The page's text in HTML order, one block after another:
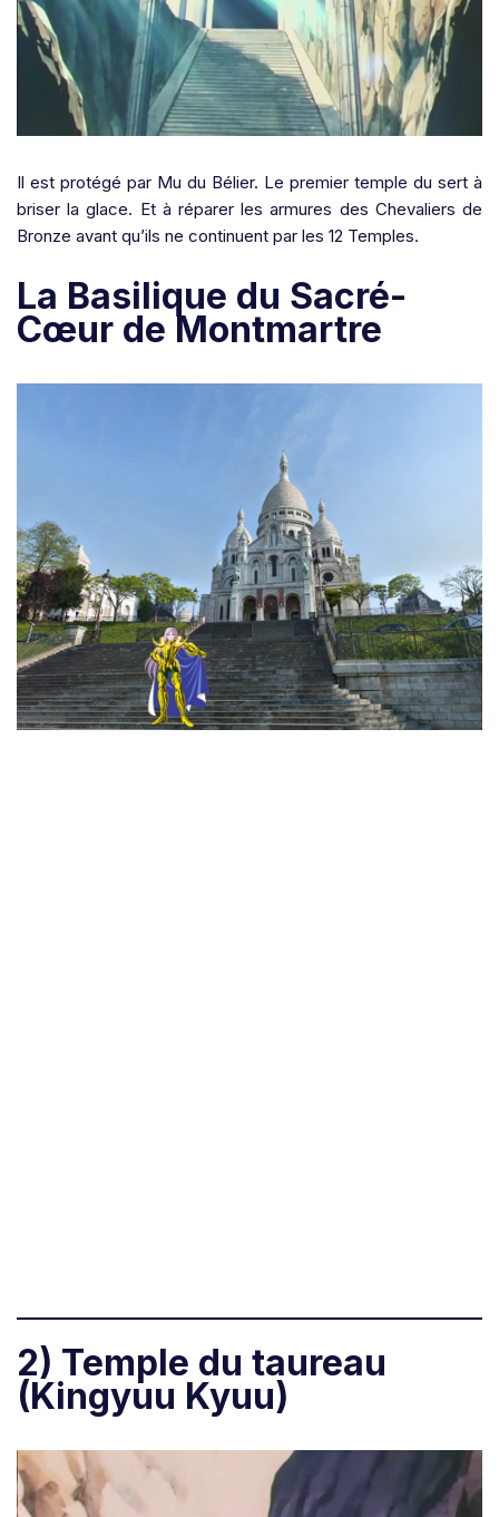
Il est protégé par Mu du Bélier. Le premier temple du sert à
briser la glace. Et à réparer les armures des Chevaliers de
Bronze avant qu’ils ne continuent par les 12 Temples.
La Basilique du Sacré-
Cœur de Montmartre
2) Temple du taureau
(Kingyuu Kyuu)